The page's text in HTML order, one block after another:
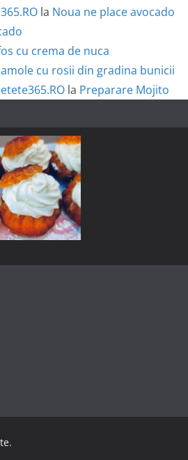
la Noua ne place avocado
cu crema de nuca
cu rosii din gradina bunicii
la Preparare Mojito